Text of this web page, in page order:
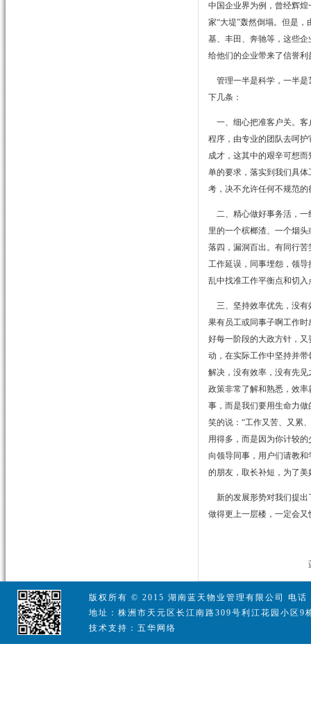
中国企业界为例，曾经辉
家“大堤”轰然倒塌。但是
基、丰田、奔驰等，这些
给他们的企业带来了信誉
管理一半是科学，一半是
下几条：
一、细心把准客户关。客
程序，由专业的团队去呵
成才，这其中的艰辛可想
单的要求，落实到我们具
考，决不允许任何不规范
二、精心做好事务活，一
里的一个槟榔渣、一个烟
落四，漏洞百出。有同行
工作延误，同事埋怨，领
乱中找准工作平衡点和切
三、坚持效率优先，没有
果有员工或同事子啊工作
好每一阶段的大政方针，
动，在实际工作中坚持并
解决，没有效率，没有先
政策非常了解和熟悉，效
事，而是我们要用生命力
笑的说：“工作又苦、又累
用得多，而是因为你计较
向领导同事，用户们请教
的朋友，取长补短，为了
新的发展形势对我们提出
做得更上一层楼，一定会
蓝天物
版权所有 © 2015 湖南蓝天物业管理有限公司 电
地址：株洲市天元区长江南路309号利江花园小区9
技术支持：五华网络